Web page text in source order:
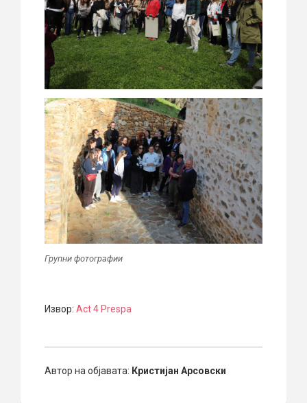
Групни фотографии
Извор: Act 4 Prespa
Автор на објавата: Кристијан Арсовски